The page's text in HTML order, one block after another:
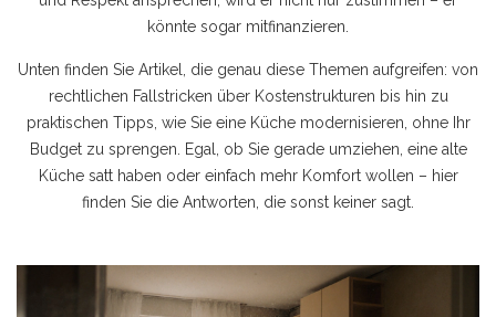
könnte sogar mitfinanzieren.
Unten finden Sie Artikel, die genau diese Themen aufgreifen: von
rechtlichen Fallstricken über Kostenstrukturen bis hin zu
praktischen Tipps, wie Sie eine Küche modernisieren, ohne Ihr
Budget zu sprengen. Egal, ob Sie gerade umziehen, eine alte
Küche satt haben oder einfach mehr Komfort wollen – hier
finden Sie die Antworten, die sonst keiner sagt.